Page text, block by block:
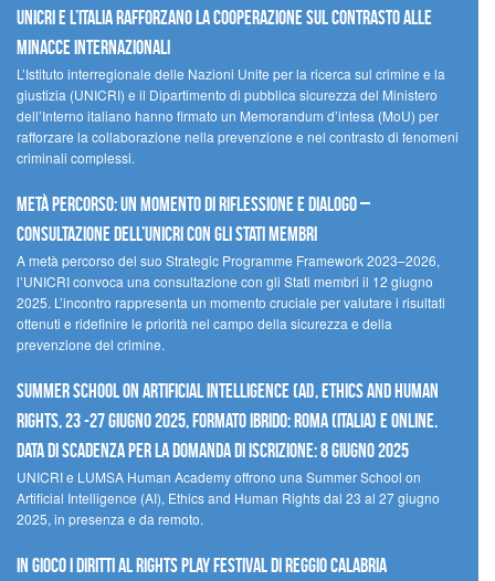
UNICRI e l’Italia rafforzano la cooperazione sul contrasto alle
minacce internazionali
L’Istituto interregionale delle Nazioni Unite per la ricerca sul crimine e la
giustizia (UNICRI) e il Dipartimento di pubblica sicurezza del Ministero
dell’Interno italiano hanno firmato un Memorandum d’intesa (MoU) per
rafforzare la collaborazione nella prevenzione e nel contrasto di fenomeni
criminali complessi.
Metà percorso: un momento di riflessione e dialogo –
Consultazione dell’UNICRI con gli Stati membri
A metà percorso del suo Strategic Programme Framework 2023–2026,
l’UNICRI convoca una consultazione con gli Stati membri il 12 giugno
2025. L’incontro rappresenta un momento cruciale per valutare i risultati
ottenuti e ridefinire le priorità nel campo della sicurezza e della
prevenzione del crimine.
Summer School on Artificial Intelligence (AI), Ethics and Human
Rights, 23 -27 giugno 2025, Formato Ibrido: Roma (Italia) e online.
Data di scadenza per la domanda di iscrizione: 8 giugno 2025
UNICRI e LUMSA Human Academy offrono una Summer School on
Artificial Intelligence (AI), Ethics and Human Rights dal 23 al 27 giugno
2025, in presenza e da remoto.
In gioco i diritti al Rights Play Festival di Reggio Calabria